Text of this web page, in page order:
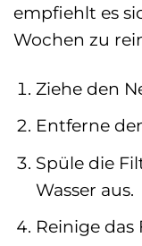
empfiehlt es
Wochen zu
Ziehe den
Entferne
Spüle die
Wasser aus.
Reinige das